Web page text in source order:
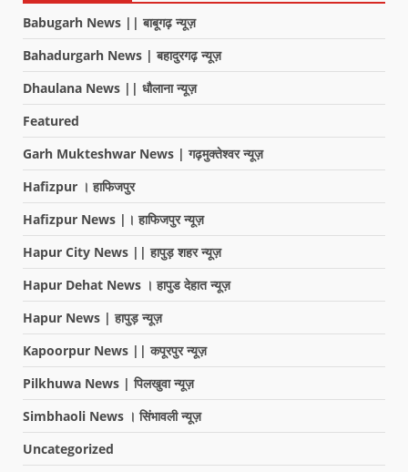
Babugarh News || बाबूगढ़ न्यूज़
Bahadurgarh News | बहादुरगढ़ न्यूज़
Dhaulana News || धौलाना न्यूज़
Featured
Garh Mukteshwar News | गढ़मुक्तेश्वर न्यूज़
Hafizpur । हाफिजपुर
Hafizpur News |। हाफिजपुर न्यूज़
Hapur City News || हापुड़ शहर न्यूज़
Hapur Dehat News । हापुड देहात न्यूज़
Hapur News | हापुड़ न्यूज़
Kapoorpur News || कपूरपुर न्यूज़
Pilkhuwa News | पिलखुवा न्यूज़
Simbhaoli News । सिंभावली न्यूज़
Uncategorized